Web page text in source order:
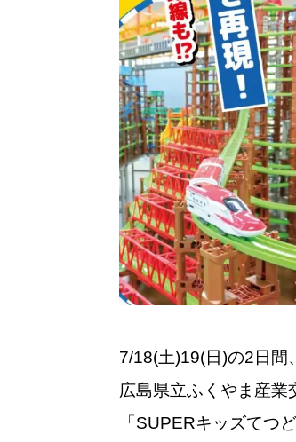
7/18(土)19(日)の2日間、
広島県立ふくやま産業
「SUPERキッズてつ